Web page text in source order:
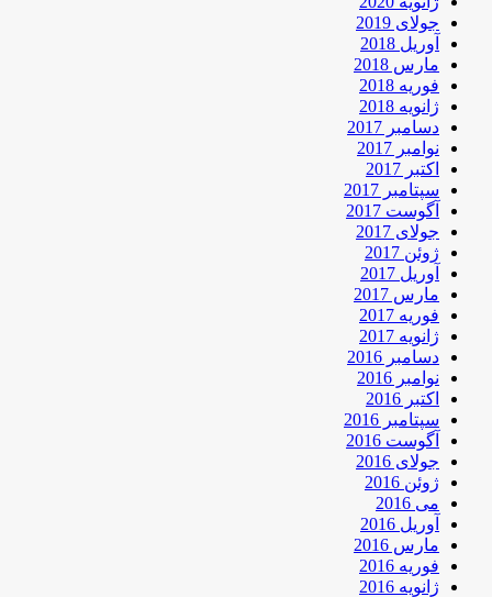
جولای 2019
آوریل 2018
مارس 2018
فوریه 2018
ژانویه 2018
دسامبر 2017
نوامبر 2017
اکتبر 2017
سپتامبر 2017
آگوست 2017
جولای 2017
ژوئن 2017
آوریل 2017
مارس 2017
فوریه 2017
ژانویه 2017
دسامبر 2016
نوامبر 2016
اکتبر 2016
سپتامبر 2016
آگوست 2016
جولای 2016
ژوئن 2016
می 2016
آوریل 2016
مارس 2016
فوریه 2016
ژانویه 2016